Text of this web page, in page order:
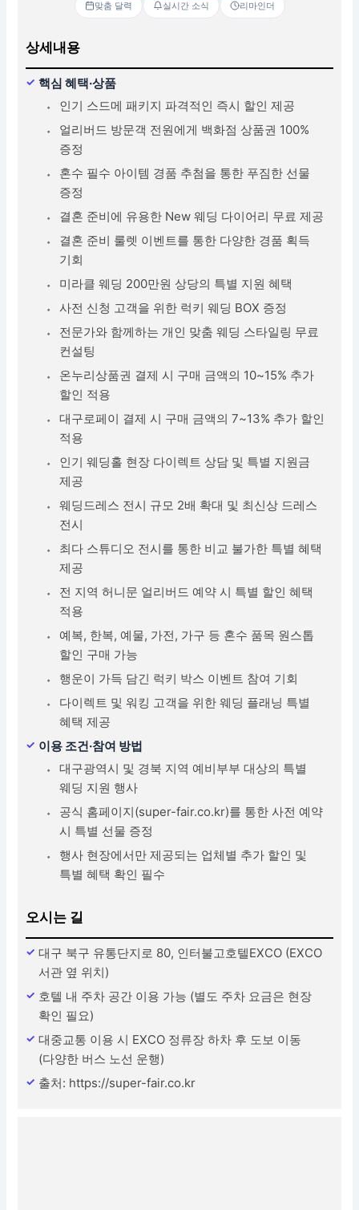
맞춤 달력 실시간 소식 리마인더
상세내용
핵심 혜택·상품
인기 스드메 패키지 파격적인 즉시 할인 제공
얼리버드 방문객 전원에게 백화점 상품권 100%
증정
혼수 필수 아이템 경품 추첨을 통한 푸짐한 선물
증정
결혼 준비에 유용한 New 웨딩 다이어리 무료 제공
결혼 준비 룰렛 이벤트를 통한 다양한 경품 획득
기회
미라클 웨딩 200만원 상당의 특별 지원 혜택
사전 신청 고객을 위한 럭키 웨딩 BOX 증정
전문가와 함께하는 개인 맞춤 웨딩 스타일링 무료
컨설팅
온누리상품권 결제 시 구매 금액의 10~15% 추가
할인 적용
대구로페이 결제 시 구매 금액의 7~13% 추가 할인
적용
인기 웨딩홀 현장 다이렉트 상담 및 특별 지원금
제공
웨딩드레스 전시 규모 2배 확대 및 최신상 드레스
전시
최다 스튜디오 전시를 통한 비교 불가한 특별 혜택
제공
전 지역 허니문 얼리버드 예약 시 특별 할인 혜택
적용
예복, 한복, 예물, 가전, 가구 등 혼수 품목 원스톱
할인 구매 가능
행운이 가득 담긴 럭키 박스 이벤트 참여 기회
다이렉트 및 워킹 고객을 위한 웨딩 플래닝 특별
혜택 제공
이용 조건·참여 방법
대구광역시 및 경북 지역 예비부부 대상의 특별
웨딩 지원 행사
공식 홈페이지(super-fair.co.kr)를 통한 사전 예약
시 특별 선물 증정
행사 현장에서만 제공되는 업체별 추가 할인 및
특별 혜택 확인 필수
오시는 길
대구 북구 유통단지로 80, 인터불고호텔EXCO (EXCO
서관 옆 위치)
호텔 내 주차 공간 이용 가능 (별도 주차 요금은 현장
확인 필요)
대중교통 이용 시 EXCO 정류장 하차 후 도보 이동
(다양한 버스 노선 운행)
출처: https://super-fair.co.kr